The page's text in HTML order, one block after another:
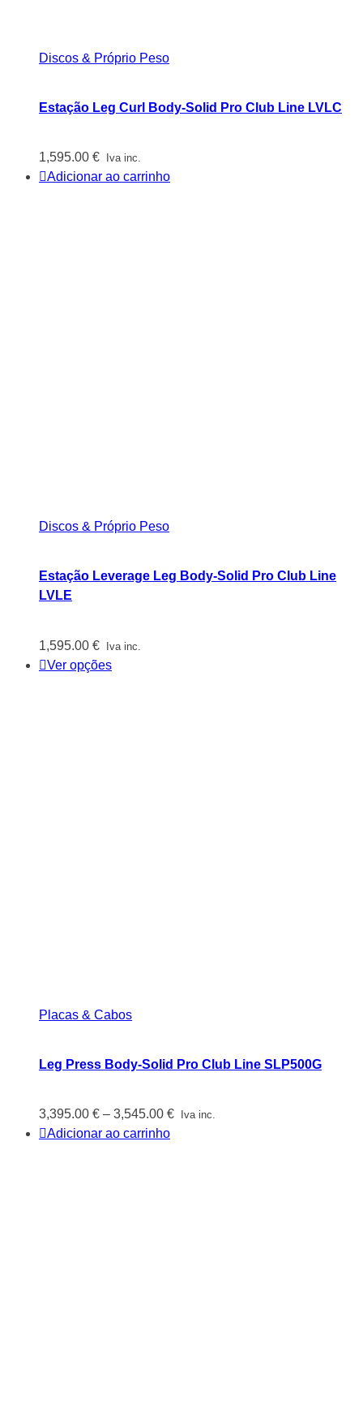
Discos & Próprio Peso
Estação Leg Curl Body-Solid Pro Club Line LVLC
1,595.00 € Iva inc.
Adicionar ao carrinho
Discos & Próprio Peso
Estação Leverage Leg Body-Solid Pro Club Line
LVLE
1,595.00 € Iva inc.
Ver opções
Placas & Cabos
Leg Press Body-Solid Pro Club Line SLP500G
3,395.00 € – 3,545.00 €Price
Iva inc.
Adicionar ao carrinho